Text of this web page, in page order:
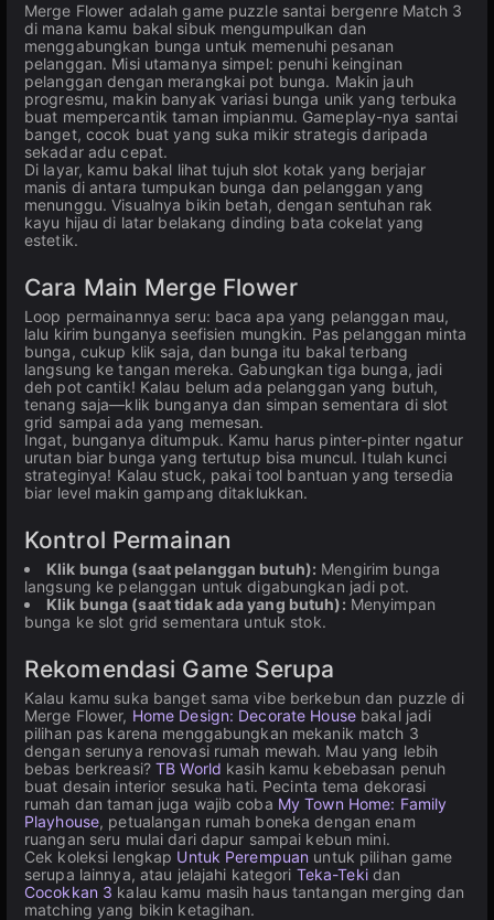
Merge Flower adalah game puzzle santai bergenre Match 3
di mana kamu bakal sibuk mengumpulkan dan
menggabungkan bunga untuk memenuhi pesanan
pelanggan. Misi utamanya simpel: penuhi keinginan
pelanggan dengan merangkai pot bunga. Makin jauh
progresmu, makin banyak variasi bunga unik yang terbuka
buat mempercantik taman impianmu. Gameplay-nya santai
banget, cocok buat yang suka mikir strategis daripada
sekadar adu cepat.
Di layar, kamu bakal lihat tujuh slot kotak yang berjajar
manis di antara tumpukan bunga dan pelanggan yang
menunggu. Visualnya bikin betah, dengan sentuhan rak
kayu hijau di latar belakang dinding bata cokelat yang
estetik.
Cara Main Merge Flower
Loop permainannya seru: baca apa yang pelanggan mau,
lalu kirim bunganya seefisien mungkin. Pas pelanggan minta
bunga, cukup klik saja, dan bunga itu bakal terbang
langsung ke tangan mereka. Gabungkan tiga bunga, jadi
deh pot cantik! Kalau belum ada pelanggan yang butuh,
tenang saja—klik bunganya dan simpan sementara di slot
grid sampai ada yang memesan.
Ingat, bunganya ditumpuk. Kamu harus pinter-pinter ngatur
urutan biar bunga yang tertutup bisa muncul. Itulah kunci
strateginya! Kalau stuck, pakai tool bantuan yang tersedia
biar level makin gampang ditaklukkan.
Kontrol Permainan
Klik bunga (saat pelanggan butuh): Mengirim bunga
langsung ke pelanggan untuk digabungkan jadi pot.
Klik bunga (saat tidak ada yang butuh): Menyimpan
bunga ke slot grid sementara untuk stok.
Rekomendasi Game Serupa
Kalau kamu suka banget sama vibe berkebun dan puzzle di
Merge Flower, Home Design: Decorate Housebakal jadi
pilihan pas karena menggabungkan mekanik match 3
dengan serunya renovasi rumah mewah. Mau yang lebih
bebas berkreasi?TB World kasih kamu kebebasan penuh
buat desain interior sesuka hati. Pecinta tema dekorasi
rumah dan taman juga wajib coba My Town Home: Family
Playhouse, petualangan rumah boneka dengan enam
ruangan seru mulai dari dapur sampai kebun mini.
Cek koleksi lengkap Untuk Perempuan untuk pilihan game
serupa lainnya, atau jelajahi kategori Teka-Tekidan
Cocokkan 3 kalau kamu masih haus tantangan merging dan
matching yang bikin ketagihan.